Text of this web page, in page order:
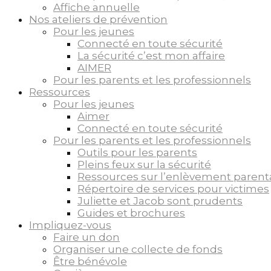
Affiche annuelle
Nos ateliers de prévention
Pour les jeunes
Connecté en toute sécurité
La sécurité c’est mon affaire
AIMER
Pour les parents et les professionnels
Ressources
Pour les jeunes
Aimer
Connecté en toute sécurité
Pour les parents et les professionnels
Outils pour les parents
Pleins feux sur la sécurité
Ressources sur l’enlèvement
Répertoire de services pour victimes
Juliette et Jacob sont prudents
Guides et brochures
Impliquez-vous
Faire un don
Organiser une collecte de fonds
Être bénévole